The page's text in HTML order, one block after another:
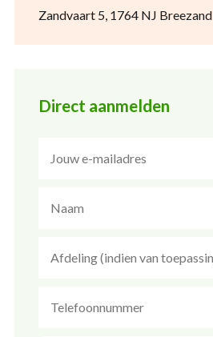
Zandvaart 5, 1764 NJ Breezand
Direct aanmelden